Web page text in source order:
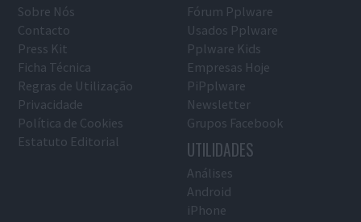
Sobre Nós
Contacto
Press Kit
Ficha Técnica
Regras de Utilização
Privacidade
Política de Cookies
Estatuto Editorial
Fórum Pplware
Usados Pplware
Pplware Kids
Empresas Hoje
PiPplware
Newsletter
Grupos Facebook
UTILIDADES
Análises
Android
iPhone